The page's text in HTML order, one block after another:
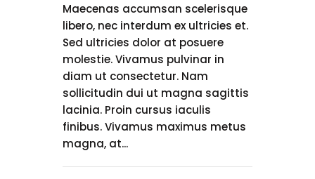
Maecenas accumsan scelerisque
libero, nec interdum ex ultricies et.
Sed ultricies dolor at posuere
molestie. Vivamus pulvinar in
diam ut consectetur. Nam
sollicitudin dui ut magna sagittis
lacinia. Proin cursus iaculis
finibus. Vivamus maximus metus
magna, at...